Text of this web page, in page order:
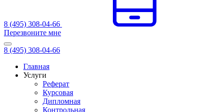
8 (495) 308-04-66
Перезвоните мне
8 (495) 308-04-66
Главная
Услуги
Реферат
Курсовая
Дипломная
Контрольная